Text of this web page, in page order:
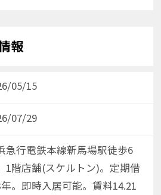
報
05/15
07/29
急行電鉄本線新馬場駅徒歩6
1階店舗(スケルトン)。定期借
。即時入居可能。賃料14.21